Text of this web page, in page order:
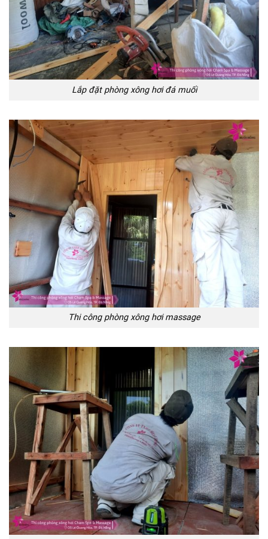
Lắp đặt phòng xông hơi đá muối
Thi công phòng xông hơi massage